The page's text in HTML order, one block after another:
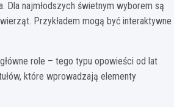
Dla najmłodszych świetnym wyborem są
Przykładem mogą być interaktywne
role – tego typu opowieści od lat
które wprowadzają elementy